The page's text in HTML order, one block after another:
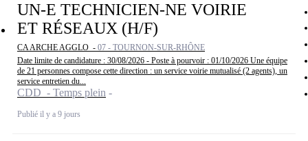
UN-E TECHNICIEN-NE VOIRIE
ET RÉSEAUX (H/F)
CA ARCHE AGGLO - 07 - TOURNON-SUR-RHÔNE
Date limite de candidature : 30/08/2026 - Poste à pourvoir : 01/10/2026 Une équipe
de 21 personnes compose cette direction : un service voirie mutualisé (2 agents), un
service entretien du...
CDD - Temps plein
Publié il y a 9 jours